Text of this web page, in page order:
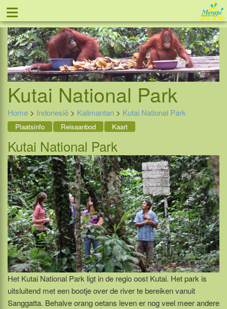
≡ Tel: 088 - 81 11 999
Kutai National Park
Home > Indonesië > Kalimantan > Kutai National Park
Plaatsinfo Reisaanbod Kaart
Kutai National Park
Het Kutai National Park ligt in de regio oost Kutai. Het park is
uitsluitend met een bootje over de river te bereiken vanuit
Sanggatta. Behalve orang oetans leven er nog veel meer andere